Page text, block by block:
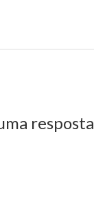
resposta